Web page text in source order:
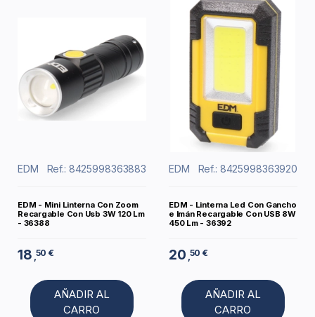
EDM Ref.: 8425998363883
EDM - Mini Linterna Con Zoom
Recargable Con Usb 3W 120 Lm
- 36388
18 ,50 €
AÑADIR AL
CARRO
EDM Ref.: 8425998363920
EDM - Linterna Led Con Gancho
e Imán Recargable Con USB 8W
450 Lm - 36392
20 ,50 €
AÑADIR AL
CARRO